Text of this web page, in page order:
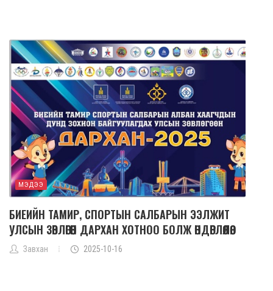
МЭДЭЭ
БИЕИЙН ТАМИР, СПОРТЫН САЛБАРЫН ЭЭЛЖИТ
УЛСЫН ЗӨВЛӨГӨӨН ДАРХАН ХОТНОО БОЛЖ ӨНДӨРЛӨЛӨӨ.
Завхан 2025-10-16